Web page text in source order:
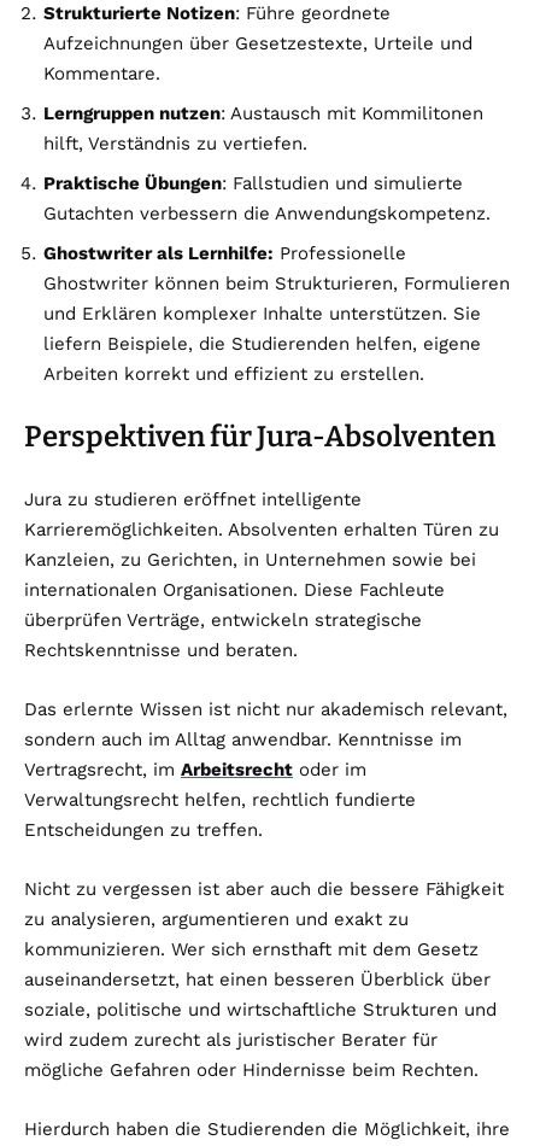
Strukturierte Notizen: Führe geordnete
Aufzeichnungen über Gesetzestexte, Urteile und
Kommentare.
Lerngruppen nutzen: Austausch mit Kommilitonen
hilft, Verständnis zu vertiefen.
Praktische Übungen: Fallstudien und simulierte
Gutachten verbessern die Anwendungskompetenz.
Ghostwriter als Lernhilfe: Professionelle
Ghostwriter können beim Strukturieren, Formulieren
und Erklären komplexer Inhalte unterstützen. Sie
liefern Beispiele, die Studierenden helfen, eigene
Arbeiten korrekt und effizient zu erstellen.
Perspektiven für Jura-Absolventen
Jura zu studieren eröffnet intelligente
Karrieremöglichkeiten. Absolventen erhalten Türen zu
Kanzleien, zu Gerichten, in Unternehmen sowie bei
internationalen Organisationen. Diese Fachleute
überprüfen Verträge, entwickeln strategische
Rechtskenntnisse und beraten.
Das erlernte Wissen ist nicht nur akademisch relevant,
sondern auch im Alltag anwendbar. Kenntnisse im
Vertragsrecht, im Arbeitsrecht oder im
Verwaltungsrecht helfen, rechtlich fundierte
Entscheidungen zu treffen.
Nicht zu vergessen ist aber auch die bessere Fähigkeit
zu analysieren, argumentieren und exakt zu
kommunizieren. Wer sich ernsthaft mit dem Gesetz
auseinandersetzt, hat einen besseren Überblick über
soziale, politische und wirtschaftliche Strukturen und
wird zudem zurecht als juristischer Berater für
mögliche Gefahren oder Hindernisse beim Rechten.
Hierdurch haben die Studierenden die Möglichkeit, ihre